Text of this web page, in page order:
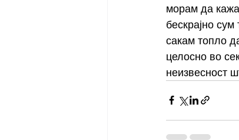
морам да
бескрајно
сакам топло
целосно во
неизвесност